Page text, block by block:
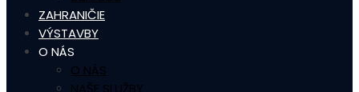
ZAHRANIČIE
VÝSTAVBY
O NÁS
O NÁS
NAŠE SLUŽBY